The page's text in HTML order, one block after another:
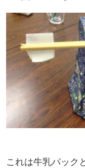
これは牛乳パック